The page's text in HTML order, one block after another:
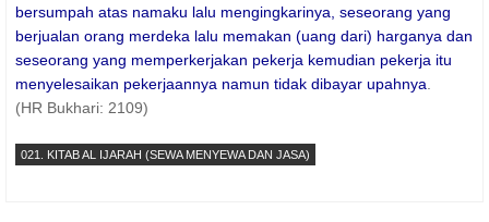
bersumpah atas namaku lalu mengingkarinya, seseorang yang
berjualan orang merdeka lalu memakan (uang dari) harganya dan
seseorang yang memperkerjakan pekerja kemudian pekerja itu
menyelesaikan pekerjaannya namun tidak dibayar upahnya
(HR Bukhari: 2109)
021. KITAB AL IJARAH (SEWA MENYEWA DAN JASA)